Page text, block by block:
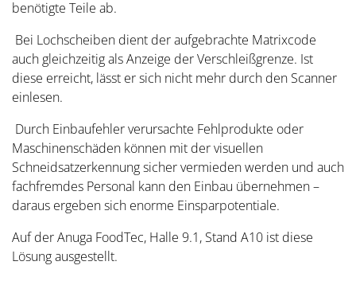
benötigte Teile ab.
Bei Lochscheiben dient der aufgebrachte Matrixcode
auch gleichzeitig als Anzeige der Verschleißgrenze. Ist
diese erreicht, lässt er sich nicht mehr durch den Scanner
einlesen.
Durch Einbaufehler verursachte Fehlprodukte oder
Maschinenschäden können mit der visuellen
Schneidsatzerkennung sicher vermieden werden und auch
fachfremdes Personal kann den Einbau übernehmen –
daraus ergeben sich enorme Einsparpotentiale.
Auf der Anuga FoodTec, Halle 9.1, Stand A10 ist diese
Lösung ausgestellt.